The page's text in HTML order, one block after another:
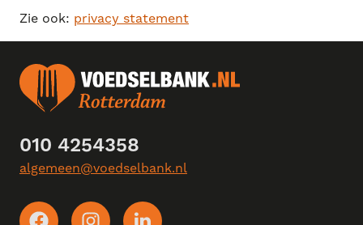
Zie ook: privacy statement
010 4254358
algemeen@voedselbank.nl